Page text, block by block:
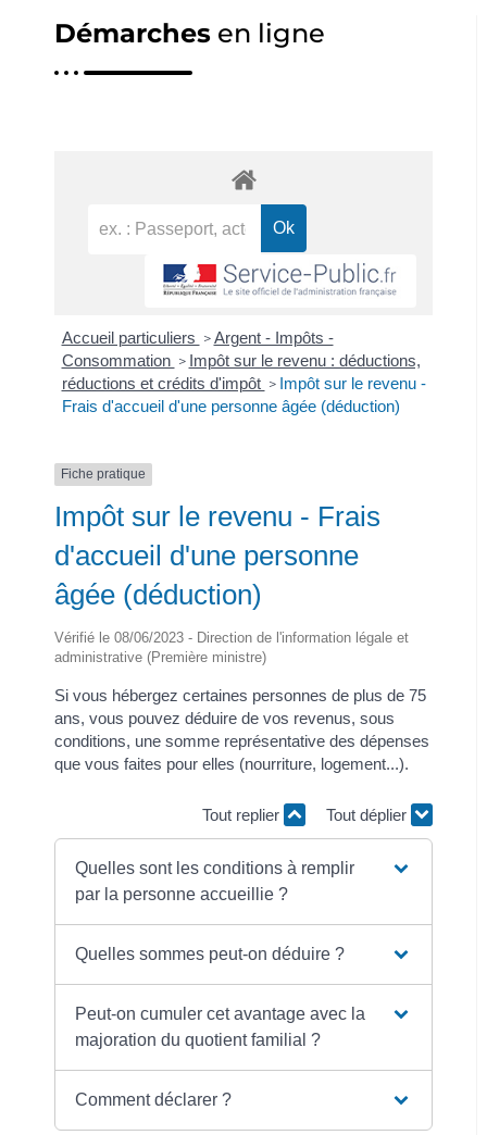
Démarches en ligne
Accueil particuliers > Argent - Impôts -
Consommation > Impôt sur le revenu : déductions,
réductions et crédits d'impôt > Impôt sur le revenu -
Frais d'accueil d'une personne âgée (déduction)
Fiche pratique
Impôt sur le revenu - Frais
d'accueil d'une personne
âgée (déduction)
Vérifié le 08/06/2023 - Direction de l'information légale et
administrative (Première ministre)
Si vous hébergez certaines personnes de plus de 75
ans, vous pouvez déduire de vos revenus, sous
conditions, une somme représentative des dépenses
que vous faites pour elles (nourriture, logement...).
Tout replier Tout déplier
Quelles sont les conditions à remplir
par la personne accueillie ?
Quelles sommes peut-on déduire ?
Peut-on cumuler cet avantage avec la
majoration du quotient familial ?
Comment déclarer ?